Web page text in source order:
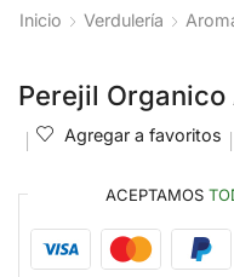
Inicio Verdulería
Perejil Organico
Agregar a favoritos
ACEPTAMOS